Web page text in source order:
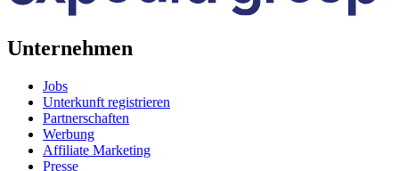
Unternehmen
Jobs
Unterkunft registrieren
Partnerschaften
Werbung
Affiliate Marketing
Presse